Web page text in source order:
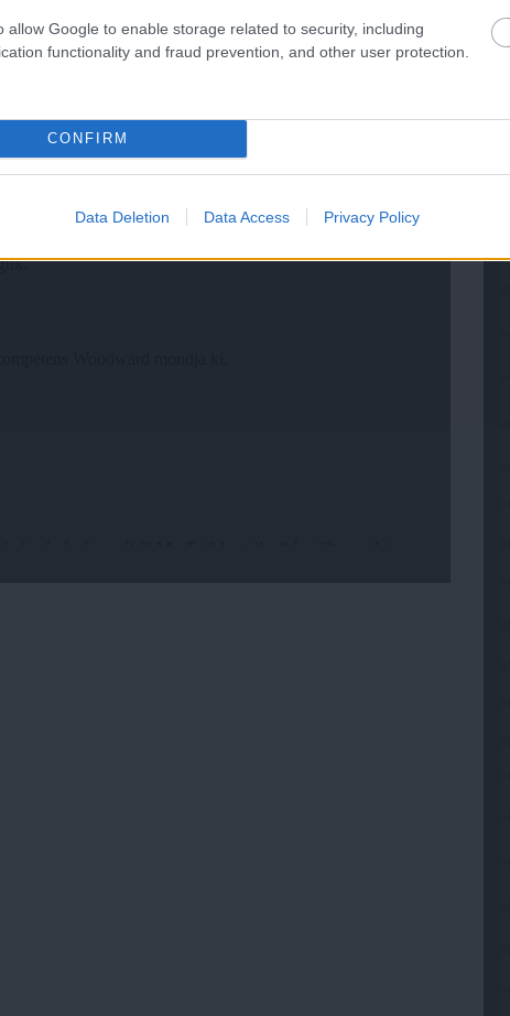
allow Google to enable storage related to security, including
functionality and fraud prevention, and other user protection.
CONFIRM
Data Deletion Data Access Privacy Policy